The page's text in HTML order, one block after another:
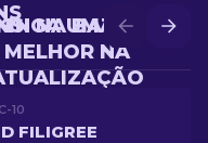
UMA SKIN
MELHOR NA
NA BATALHA
10
FILIGREE